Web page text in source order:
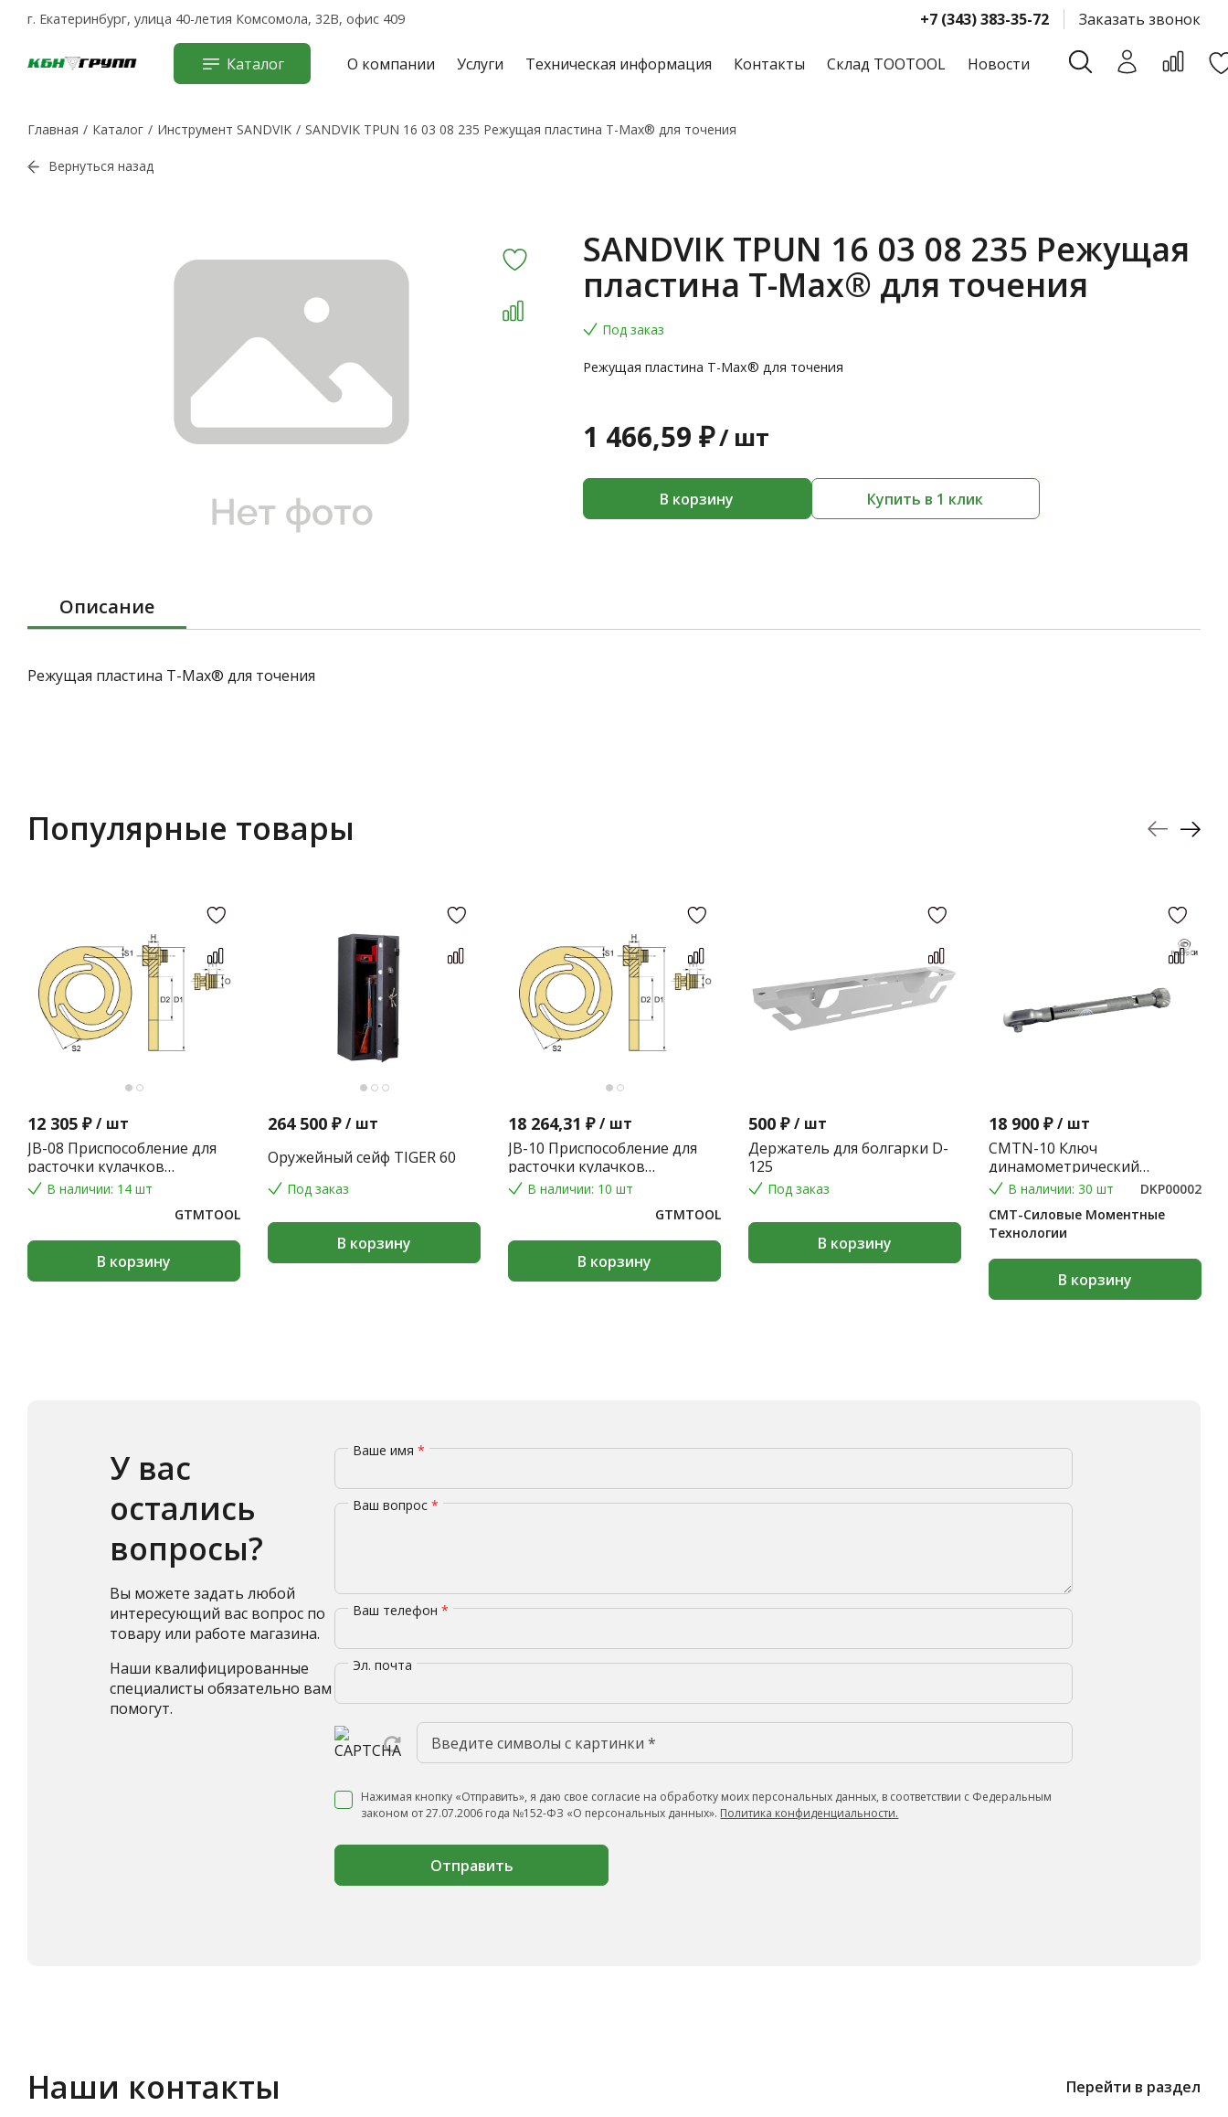
г. Екатеринбург, улица 40-летия Комсомола, 32В, офис 409 +7 (343) 383-35-72 Заказать звонок
Каталог О компании Услуги Техническая информация Контакты Склад TOOTOOL Новости
Главная Каталог Инструмент SANDVIK SANDVIK TPUN 16 03 08 235 Режущая пластина T-Max® для точения
Вернуться назад
SANDVIK TPUN 16 03 08 235 Режущая
пластина T-Max® для точения
Под заказ
Режущая пластина T-Max® для точения
1 466,59 ₽/ шт
В корзину Купить в 1 клик
Описание
Режущая пластина T-Max® для точения
Популярные товары
12 305 ₽ / шт
JB-08 Приспособление для
расточки кулачков
токарного патрона
В наличии: 14 шт
GTMTOOL
В корзину
264 500 ₽ / шт
Оружейный сейф TIGER 60
Под заказ
В корзину
18 264,31 ₽ / шт
JB-10 Приспособление для
расточки кулачков
токарного патрона
В наличии: 10 шт
GTMTOOL
В корзину
500 ₽ / шт
Держатель для болгарки D-
125
Под заказ
В корзину
18 900 ₽ / шт
CMTN-10 Ключ
динамометрический
предельного типа 2-10 Nm.
кг
В наличии: 30 шт
DKP00002
СМТ-Силовые Моментные
Технологии
В корзину
У вас
остались
вопросы?
Вы можете задать любой
интересующий вас вопрос по
товару или работе магазина.
Наши квалифицированные
специалисты обязательно вам
помогут.
Ваше имя*
Ваш вопрос*
Ваш телефон*
Эл. почта
Нажимая кнопку «Отправить», я даю свое согласие на обработку моих персональных данных, в соответствии с Федеральным
законом от 27.07.2006 года №152-ФЗ «О персональных данных». Политика конфиденциальности.
Отправить
Наши контакты Перейти в раздел